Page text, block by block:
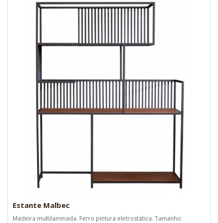
Estante Malbec
Madeira multilaminada. Ferro pintura eletrostática. Tamanho: